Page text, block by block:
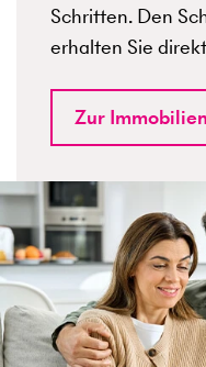
Schritten. Den
erhalten Sie
Zur